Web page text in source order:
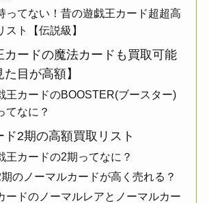
ってない！昔の遊戯王カード超超高
スト【伝説級】
カードの魔法カードも買取可能
た目が高額】
王カードのBOOSTER(ブースター)
てなに？
ド2期の高額買取リスト
王カードの2期ってなに？
のノーマルカードが高く売れる？
ードのノーマルレアとノーマルカー